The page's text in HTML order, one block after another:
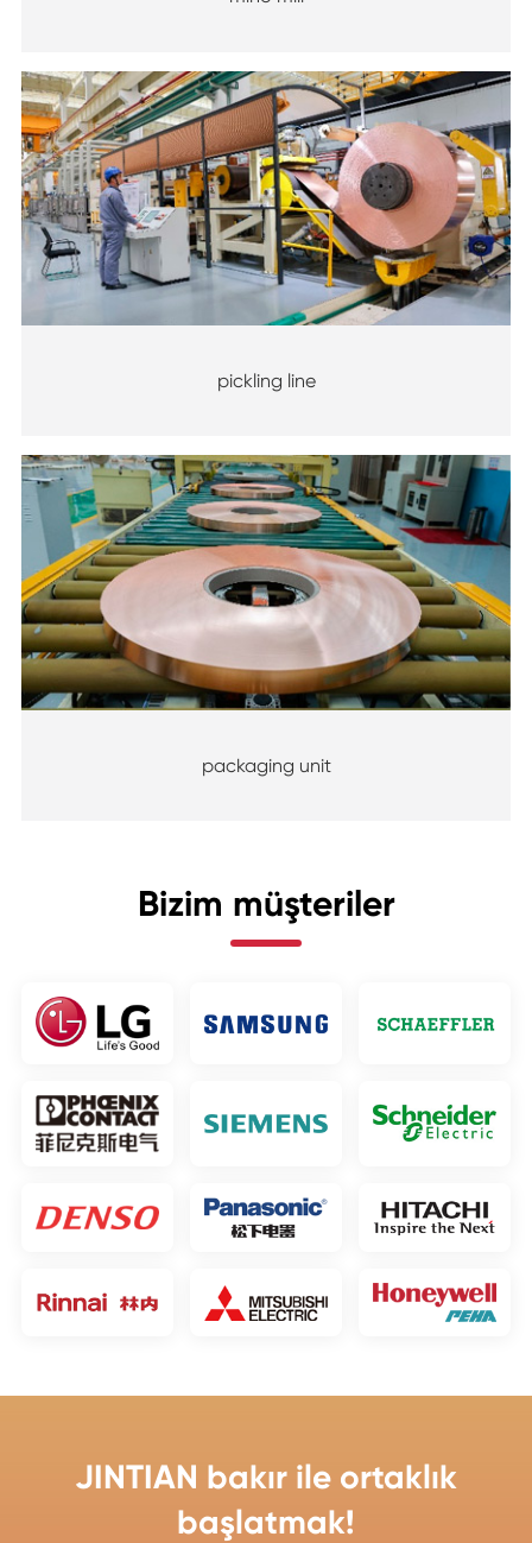
pickling line
packaging unit
Bizim müşteriler
JINTIAN bakır ile ortaklık
başlatmak!